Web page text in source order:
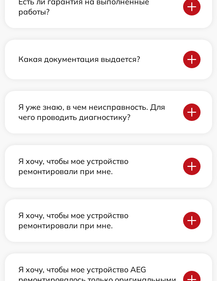
работы?
Какая документация выдается?
Я уже знаю, в чем неисправность. Для
чего проводить диагностику?
Я хочу, чтобы мое устройство
ремонтировали при мне.
Я хочу, чтобы мое устройство
ремонтировали при мне.
Я хочу, чтобы мое устройство AEG